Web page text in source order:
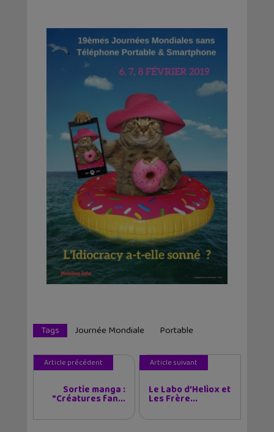
Tags Journée Mondiale Portable
Article précédent
Sortie manga :
"Créatures fan...
Article suivant
Le Labo d'Heliox et
Les Frère...